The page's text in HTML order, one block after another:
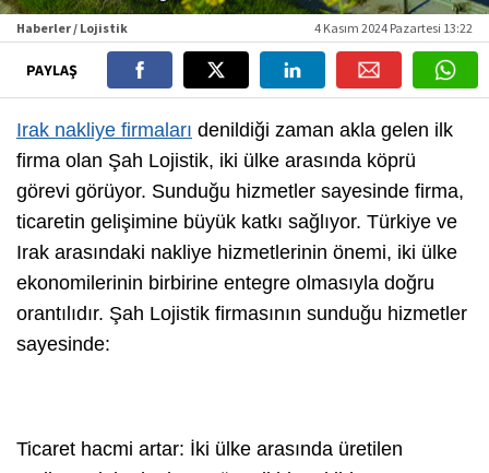
Haberler / Lojistik 4 Kasım 2024 Pazartesi 13:22
PAYLAŞ
Irak nakliye firmaları denildiği zaman akla gelen ilk
firma olan Şah Lojistik, iki ülke arasında köprü
görevi görüyor. Sunduğu hizmetler sayesinde firma,
ticaretin gelişimine büyük katkı sağlıyor. Türkiye ve
Irak arasındaki nakliye hizmetlerinin önemi, iki ülke
ekonomilerinin birbirine entegre olmasıyla doğru
orantılıdır. Şah Lojistik firmasının sunduğu hizmetler
sayesinde:
Ticaret hacmi artar: İki ülke arasında üretilen